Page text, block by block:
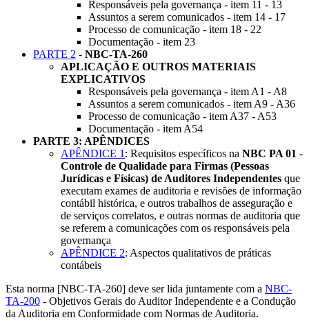
Responsáveis pela governança - item 11 - 13
Assuntos a serem comunicados - item 14 - 17
Processo de comunicação - item 18 - 22
Documentação - item 23
PARTE 2 - NBC-TA-260
APLICAÇÃO E OUTROS MATERIAIS
EXPLICATIVOS
Responsáveis pela governança - item A1 - A8
Assuntos a serem comunicados - item A9 - A36
Processo de comunicação - item A37 - A53
Documentação - item A54
PARTE 3: APÊNDICES
APÊNDICE 1 : Requisitos específicos na NBC PA 01 -
Controle de Qualidade para Firmas (Pessoas
Jurídicas e Físicas) de Auditores Independentes que
executam exames de auditoria e revisões de informação
contábil histórica, e outros trabalhos de asseguração e
de serviços correlatos, e outras normas de auditoria que
se referem a comunicações com os responsáveis pela
governança
APÊNDICE 2: Aspectos qualitativos de práticas
contábeis
Esta norma [NBC-TA-260] deve ser lida juntamente com a NBC-
TA-200 - Objetivos Gerais do Auditor Independente e a Condução
da Auditoria em Conformidade com Normas de Auditoria.